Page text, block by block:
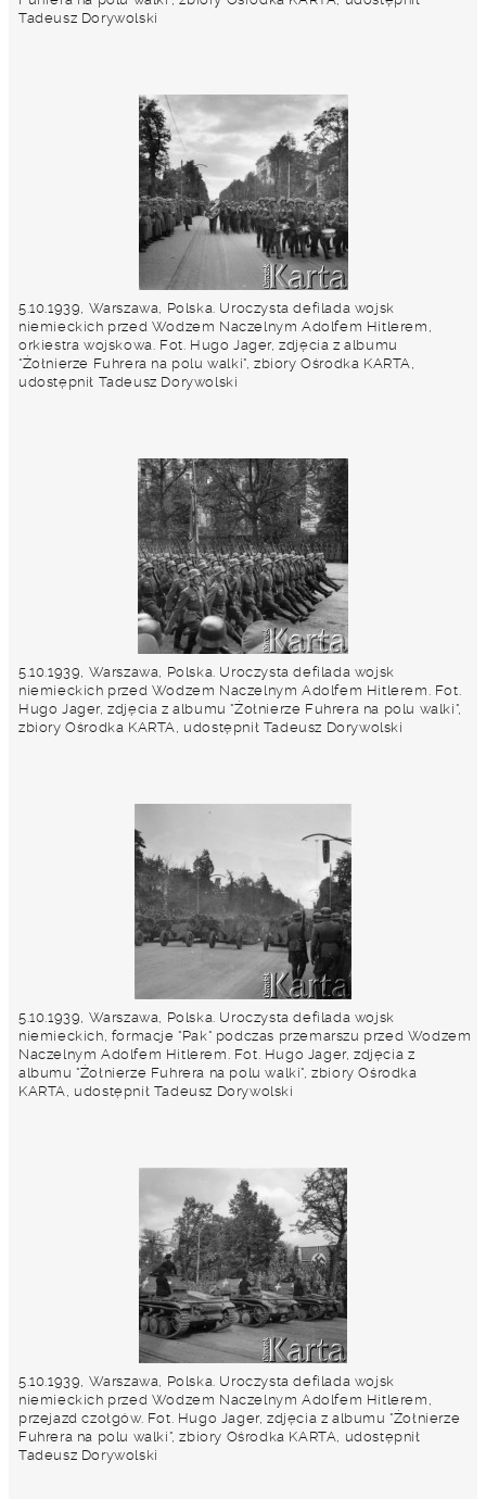
Tadeusz Dorywolski
5.10.1939, Warszawa, Polska. Uroczysta defilada wojsk
niemieckich przed Wodzem Naczelnym Adolfem Hitlerem,
orkiestra wojskowa. Fot. Hugo Jager, zdjęcia z albumu
"Żołnierze Fuhrera na polu walki", zbiory Ośrodka KARTA,
udostępnił Tadeusz Dorywolski
5.10.1939, Warszawa, Polska. Uroczysta defilada wojsk
niemieckich przed Wodzem Naczelnym Adolfem Hitlerem. Fot.
Hugo Jager, zdjęcia z albumu "Żołnierze Fuhrera na polu walki",
zbiory Ośrodka KARTA, udostępnił Tadeusz Dorywolski
5.10.1939, Warszawa, Polska. Uroczysta defilada wojsk
niemieckich, formacje "Pak" podczas przemarszu przed Wodzem
Naczelnym Adolfem Hitlerem. Fot. Hugo Jager, zdjęcia z
albumu "Żołnierze Fuhrera na polu walki", zbiory Ośrodka
KARTA, udostępnił Tadeusz Dorywolski
5.10.1939, Warszawa, Polska. Uroczysta defilada wojsk
niemieckich przed Wodzem Naczelnym Adolfem Hitlerem,
przejazd czołgów. Fot. Hugo Jager, zdjęcia z albumu "Żołnierze
Fuhrera na polu walki", zbiory Ośrodka KARTA, udostępnił
Tadeusz Dorywolski